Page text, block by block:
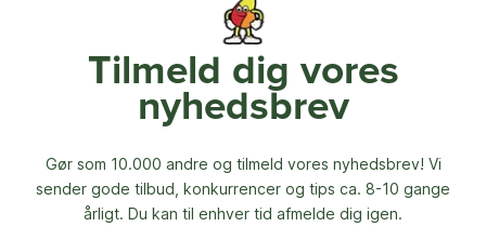
Tilmeld dig vores
nyhedsbrev
Gør som 10.000 andre og tilmeld vores nyhedsbrev! Vi
sender gode tilbud, konkurrencer og tips ca. 8-10 gange
årligt. Du kan til enhver tid afmelde dig igen.